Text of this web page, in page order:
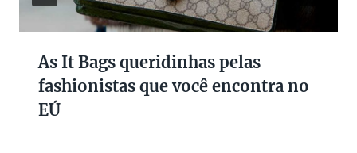
As It Bags queridinhas pelas
fashionistas que você encontra no
EÚ